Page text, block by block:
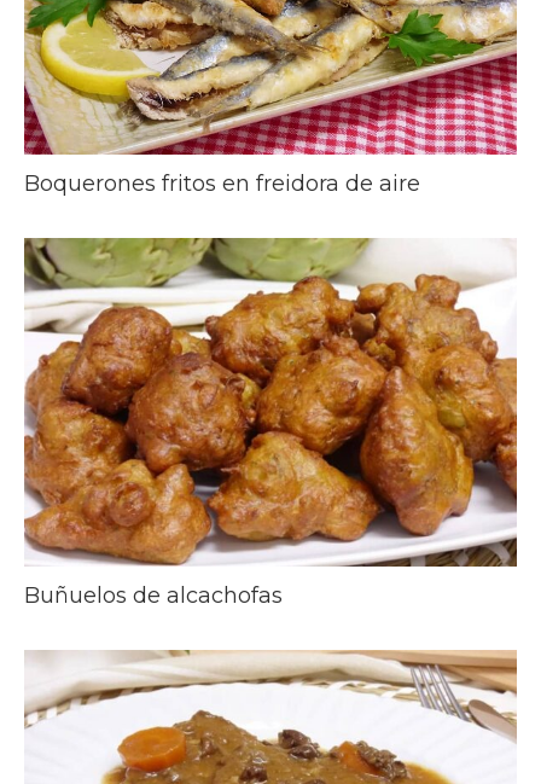
Boquerones fritos en freidora de aire
Buñuelos de alcachofas